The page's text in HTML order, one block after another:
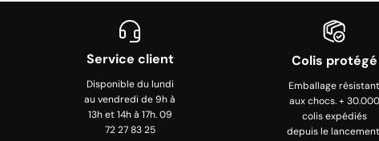
Service client
Disponible du lundi
au vendredi de 9h à
13h et 14h à 17h. 09
72 27 83 25
Colis protégé
Emballage résistant
aux chocs. + 30.000
colis expédiés
depuis le